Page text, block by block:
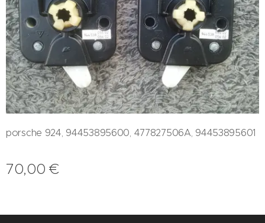
porsche 924, 94453895600, 477827506A, 94453895601
70,00 €